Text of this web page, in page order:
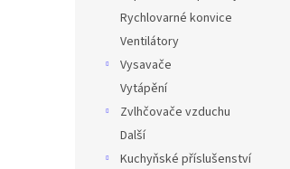
Rychlovarné konvice
Ventilátory
Vysavače
Vytápění
Zvlhčovače vzduchu
Další
Kuchyňské příslušenství